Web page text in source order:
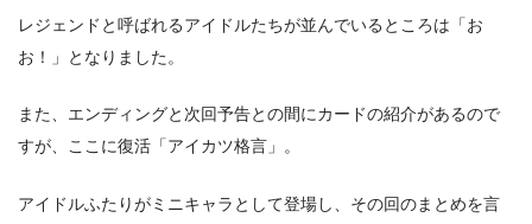
レジェンドと呼ばれるアイドルたちが並んでいるところは「お
お！」となりました。
また、エンディングと次回予告との間にカードの紹介があるので
すが、ここに復活「アイカツ格言」。
アイドルふたりがミニキャラとして登場し、その回のまとめを言